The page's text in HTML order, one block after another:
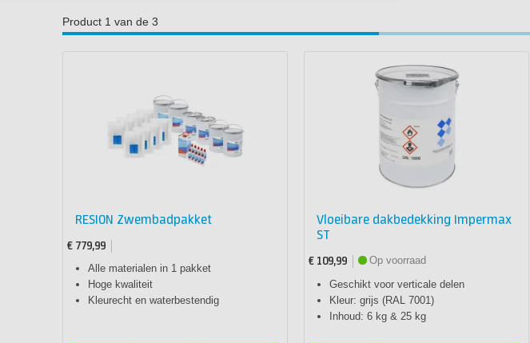
Product 1 van de 3
RESION Zwembadpakket
€ 779,99
Alle materialen in 1 pakket
Hoge kwaliteit
Kleurecht en waterbestendig
Vloeibare dakbedekking Impermax
ST
€ 109,99
Op voorraad
Geschikt voor verticale delen
Kleur: grijs (RAL 7001)
Inhoud: 6 kg & 25 kg